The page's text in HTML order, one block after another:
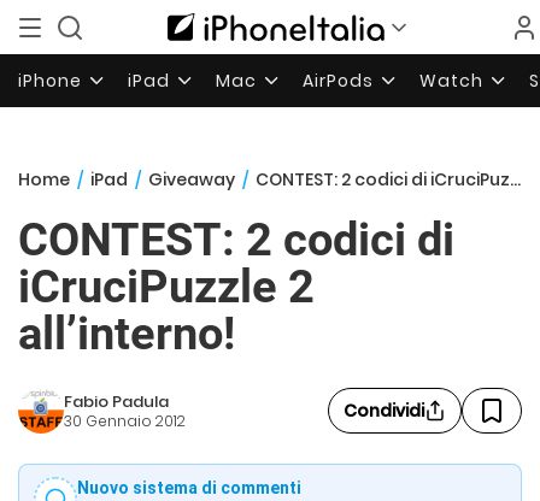
iPhone iPad Mac AirPods Watch
Home / iPad / Giveaway / CONTEST: 2 codici di iCruciPuzzle 2 all’interno!
CONTEST: 2 codici di
iCruciPuzzle 2
all’interno!
Fabio Padula
30 Gennaio 2012 Condividi
Nuovo sistema di commenti